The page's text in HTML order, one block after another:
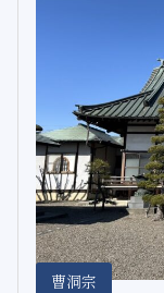
曹洞宗